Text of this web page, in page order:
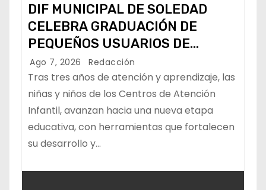
DIF MUNICIPAL DE SOLEDAD
CELEBRA GRADUACIÓN DE
PEQUEÑOS USUARIOS DE
ESTANCIAS “CAPULLITOS 1 Y 2”
Ago 7, 2026 Redacción
Tras tres años de atención y aprendizaje, las
niñas y niños de los Centros de Atención
Infantil, avanzan hacia una nueva etapa
educativa, con herramientas que fortalecen
su desarrollo y…